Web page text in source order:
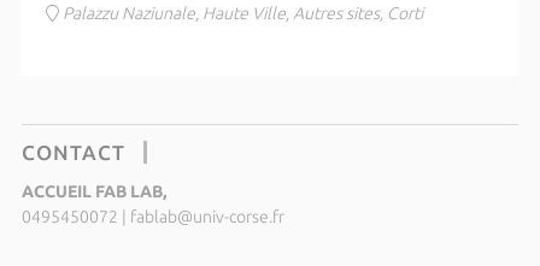
Palazzu Naziunale, Haute Ville, Autres sites, Corti
CONTACT
ACCUEIL FAB LAB,
0495450072
fablab@univ-corse.fr